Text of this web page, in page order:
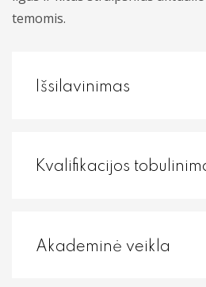
Krūtų chirurgija
Nefrologija
Ortopedija
temomis.
Išsilavinimas
Kvalifikacijos
Akademinė veikla